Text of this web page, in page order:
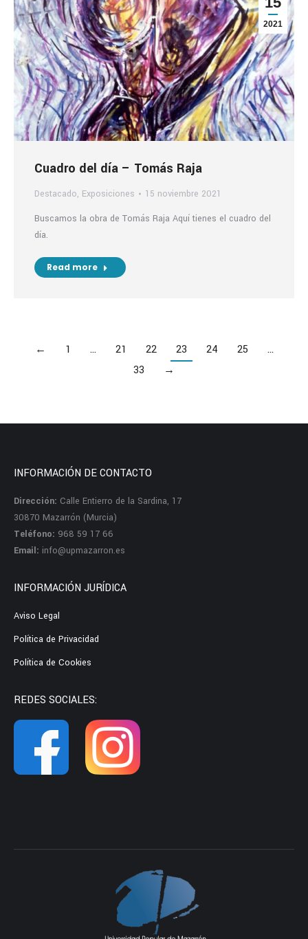
2021
Cuadro del día – Tomás Raja
Destacado, Exposiciones
15 noviembre 2021
Buscamos la obra de Tomás Raja Aquí tienes el cuadro del
día.
Read more
← 1 … 21 22 23 24 25
…
33
→
INFORMACIÓN DE CONTACTO
Dirección: Calle Entierro de la Sardina, 17
30870 Mazarrón (Murcia)
Teléfono: 968 59 17 66
Email: info@upmazarron.es
INFORMACIÓN JURÍDICA
Aviso Legal
Política de Privacidad
Política de Cookies
REDES SOCIALES: